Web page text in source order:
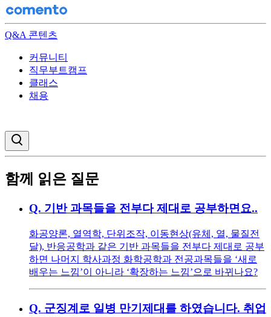
Q&A 콘텐츠
커뮤니티
직무부트캠프
클래스
채용
함께 읽은 질문
Q. 기반 과목들을 전부다 제대로 공부하면요..
화공양론, 열역학, 단위조작, 이동현상(유체, 열, 물질전
달), 반응공학과 같은 기반 과목들을 전부다 제대로 공부
하면 나머지 학사과정 화학공학과 전공과목들을 ‘새로
배우는 느낌’이 아니라 ‘확장하는 느낌’으로 바뀌나요?
Q. 군징계로 일병 만기제대를 하였습니다. 취업